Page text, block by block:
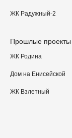
ЖК Радужный-2
Прошлые проекты
ЖК Родина
Дом на Енисейской
ЖК Взлетный